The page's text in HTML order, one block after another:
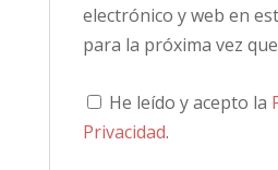
electrónico y web en
para la próxima vez
He leído y acepto la
Privacidad.